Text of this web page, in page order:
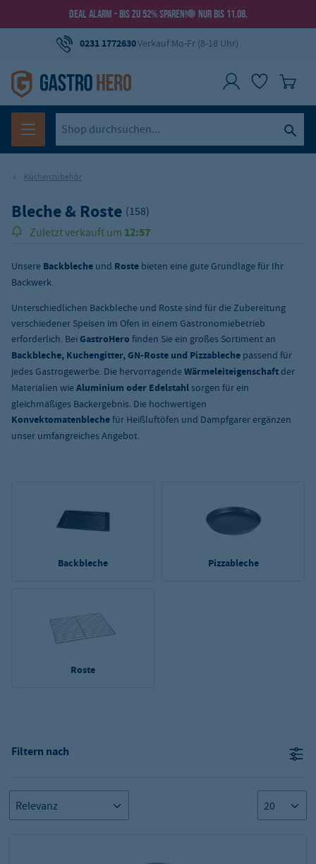
DEAL ALARM - BIS ZU 52% SPAREN! NUR BIS 11.08.
0231 1772630Verkauf Mo-Fr (8-18 Uhr)
Küchenzubehör
Bleche & Roste (158)
Über148.000Produkte verkauft!
Unsere Backbleche und Roste bieten eine gute Grundlage für Ihr
Backwerk.
Unterschiedlichen Backbleche und Roste sind für die Zubereitung
verschiedener Speisen im Ofen in einem Gastronomiebetrieb
erforderlich. BeiGastroHero finden Sie ein großes Sortiment an
Backbleche, Kuchengitter, GN-Roste und Pizzableche passend für
jedes Gastrogewerbe. Die hervorragendeWärmeleiteigenschaftder
Materialien wieAluminium oder Edelstahl sorgen für ein
gleichmäßiges Backergebnis. Die hochwertigen
Konvektomatenblechefür Heißluftöfen und Dampfgarer ergänzen
unser umfangreiches Angebot.
Backbleche Pizzableche
Roste
Filtern nach